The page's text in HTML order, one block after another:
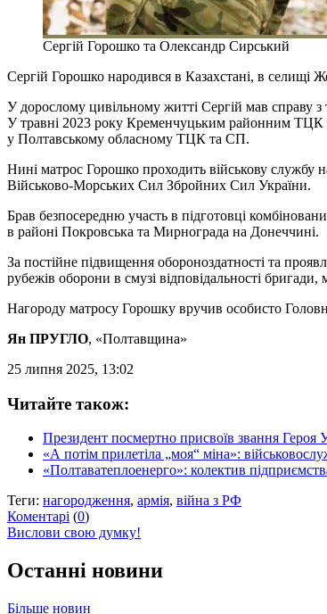
Сергій Горошко та Олександр Сирський
Сергій Горошко народився в Казахстані, в селищі
У дорослому цивільному житті Сергій мав справу
У травні 2023 року Кременчуцьким районним ТЦК
у Полтавському обласному ТЦК та СП.
Нині матрос Горошко проходить військову службу
Військово-Морських Сил Збройних Сил України.
Брав безпосередню участь в підготовці
в районі Покровська та Мирнограда на Донеччині.
За постійне підвищення обороноздатності та
рубежів оборони в смузі відповідальності
Нагороду матросу Горошку вручив особисто
Ян ПРУГЛО, «Полтавщина»
25 липня 2025, 13:02
Читайте також:
Президент посмертно присвоїв звання
«А потім прилетіла „моя“ міна»:
«Полтаватеплоенерго»: колектив
Теги: нагородження, армія, війна з РФ
Коментарі (0)
Вислови свою думку!
Останні новини
Більше новин